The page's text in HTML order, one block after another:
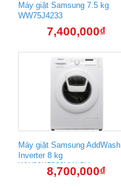
Máy giặt Samsung 7.5 kg
WW75J4233
7,400,000₫
Máy giặt Samsung AddWash
Inverter 8 kg
WW80K5233YW/SV
8,700,000₫